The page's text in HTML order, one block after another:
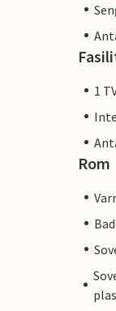
1
Rom